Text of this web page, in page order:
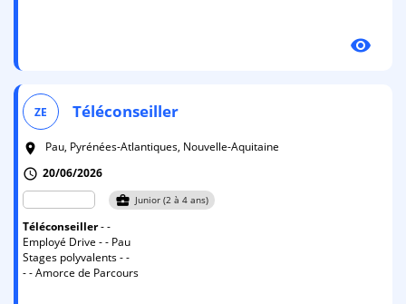
visibility
ZE Téléconseiller
room
Pau, Pyrénées-Atlantiques, Nouvelle-Aquitaine
schedule 20/06/2026
business_center Junior (2 à 4 ans)
Téléconseiller- -
Employé Drive - - Pau
Stages polyvalents - -
- - Amorce de Parcours